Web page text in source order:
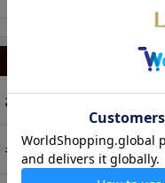
お茶
ギフト